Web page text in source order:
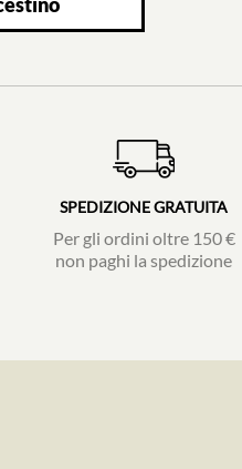
SPEDIZIONE GRATUITA
Per gli ordini oltre 150 €
non paghi la spedizione